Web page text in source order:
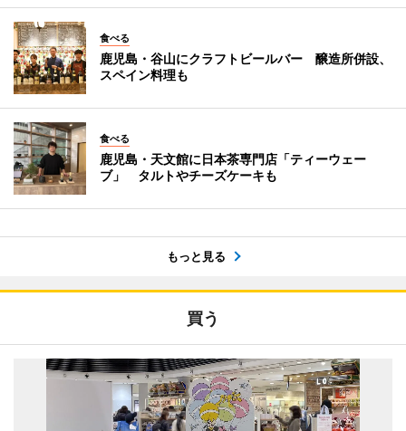
食べる
鹿児島・谷山にクラフトビールバー 醸造所併設、
スペイン料理も
食べる
鹿児島・天文館に日本茶専門店「ティーウェー
ブ」 タルトやチーズケーキも
もっと見る
買う